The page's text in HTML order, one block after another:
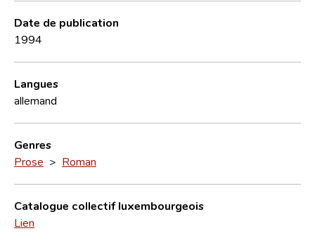
Date de publication
1994
Langues
allemand
Genres
Prose > Roman
Catalogue collectif luxembourgeois
Lien